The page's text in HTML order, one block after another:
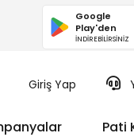
Google
Play'den
İNDİREBİLİRSİNİZ
Giriş Yap
Pati